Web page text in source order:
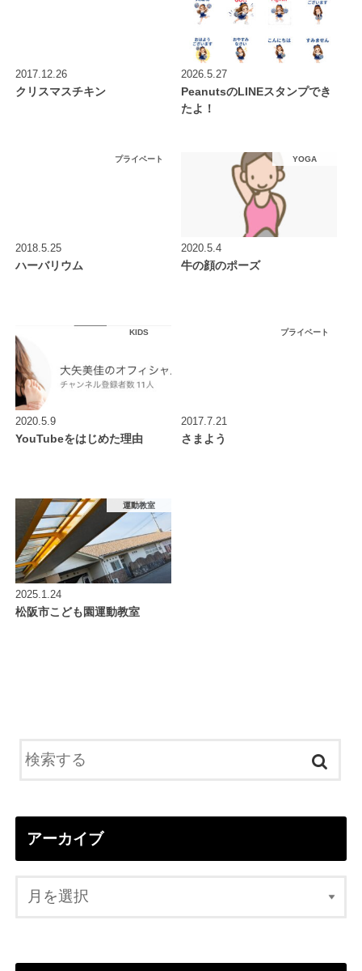
2017.12.26
クリスマスチキン
2026.5.27
PeanutsのLINEスタンプでき
たよ！
プライベート
2018.5.25
ハーバリウム
YOGA
2020.5.4
牛の顔のポーズ
KIDS
2020.5.9
YouTubeをはじめた理由
プライベート
2017.7.21
さまよう
運動教室
2025.1.24
松阪市こども園運動教室
アーカイブ